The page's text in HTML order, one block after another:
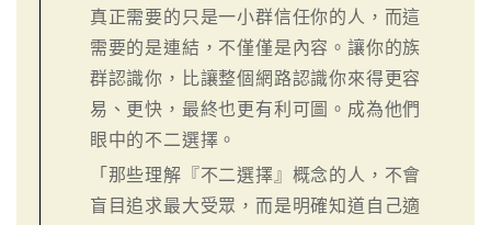
真正需要的只是一小群信任你的人，而這
需要的是連結，不僅僅是內容。讓你的族
群認識你，比讓整個網路認識你來得更容
易、更快，最終也更有利可圖。成為他們
眼中的不二選擇。
「那些理解『不二選擇』概念的人，不會
盲目追求最大受眾，而是明確知道自己適